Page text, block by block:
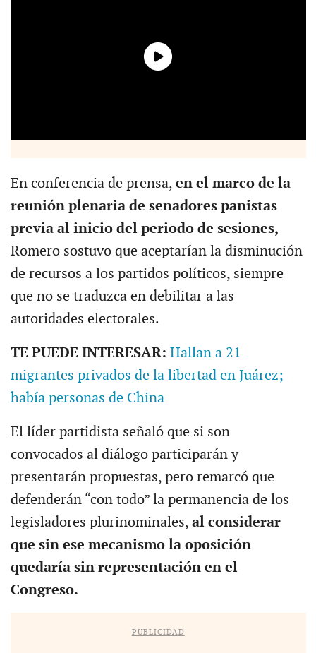
En conferencia de prensa, en el marco de la
reunión plenaria de senadores panistas
previa al inicio del periodo de sesiones,
Romero sostuvo que aceptarían la disminución
de recursos a los partidos políticos, siempre
que no se traduzca en debilitar a las
autoridades electorales.
TE PUEDE INTERESAR: Hallan a 21
migrantes privados de la libertad en Juárez;
había personas de China
El líder partidista señaló que si son
convocados al diálogo participarán y
presentarán propuestas, pero remarcó que
defenderán “con todo” la permanencia de los
legisladores plurinominales, al considerar
que sin ese mecanismo la oposición
quedaría sin representación en el
Congreso.
PUBLICIDAD